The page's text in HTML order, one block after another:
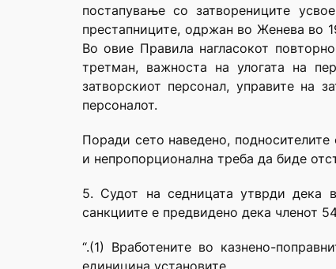
постапување со затворениците
престапниците, одржан во Женева во
Во овие Правила нагласокот
третман, важноста на улогата на
затворскиот персонал, управите на
персоналот.
Поради сето наведено,
и непропорционална треба да биде
5. Судот на седницата утврди дека
санкциите е предвидено дека членот
“.(1) Вработените во казнено-